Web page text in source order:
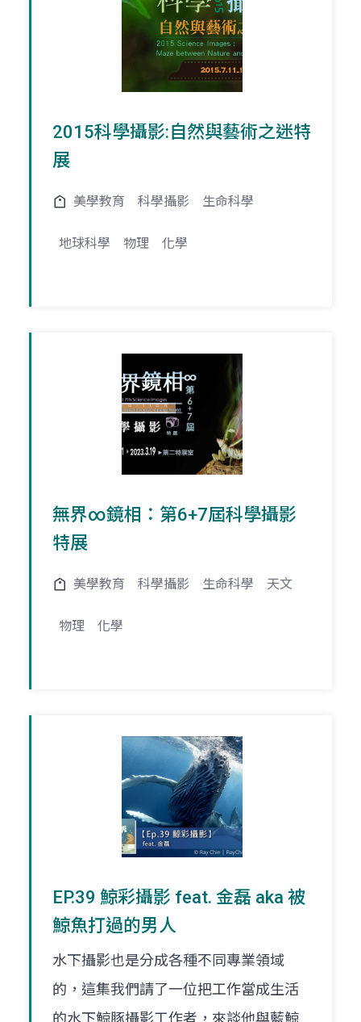
2015科學攝影:自然與藝術之迷特
展
美學教育 科學攝影 生命科學
地球科學 物理 化學
無界∞鏡相：第6+7屆科學攝影
特展
美學教育 科學攝影 生命科學 天文
物理 化學
EP.39 鯨彩攝影 feat. 金磊 aka 被
鯨魚打過的男人
水下攝影也是分成各種不同專業領域
的，這集我們請了一位把工作當成生活
的水下鯨豚攝影工作者，來談他與藍鯨